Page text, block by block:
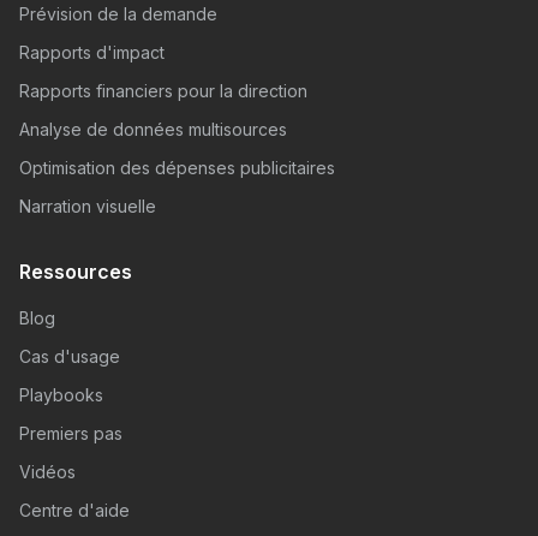
Prévision de la demande
Rapports d'impact
Rapports financiers pour la direction
Analyse de données multisources
Optimisation des dépenses publicitaires
Narration visuelle
Ressources
Blog
Cas d'usage
Playbooks
Premiers pas
Vidéos
Centre d'aide